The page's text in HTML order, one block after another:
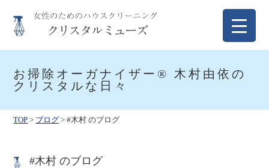
content
お掃除オーガナイザー® 木村由依の
クリスタルな日々
TOP > ブログ >#木村 のブログ
#木村 のブログ